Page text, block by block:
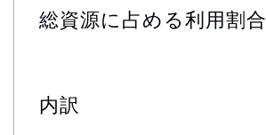
総資源に占める利用割合
内訳